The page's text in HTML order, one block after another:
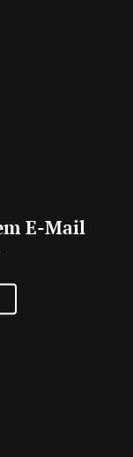
E-Mail